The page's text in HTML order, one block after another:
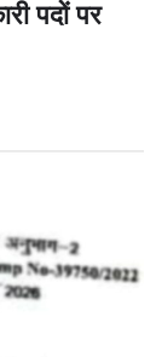
पदों पर